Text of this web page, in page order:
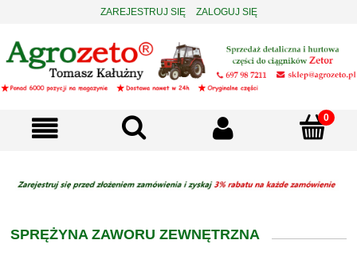
ZAREJESTRUJ SIĘ ZALOGUJ SIĘ
SPRĘŻYNA ZAWORU ZEWNĘTRZNA